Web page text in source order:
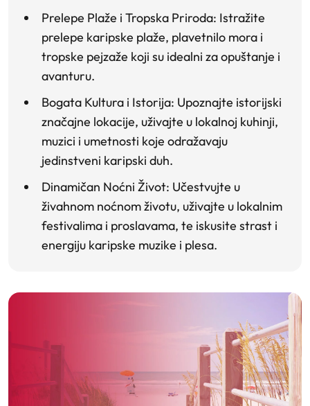
Prelepe Plaže i Tropska Priroda: Istražite
prelepe karipske plaže, plavetnilo mora i
tropske pejzaže koji su idealni za opuštanje i
avanturu.
Bogata Kultura i Istorija: Upoznajte istorijski
značajne lokacije, uživajte u lokalnoj kuhinji,
muzici i umetnosti koje odražavaju
jedinstveni karipski duh.
Dinamičan Noćni Život: Učestvujte u
živahnom noćnom životu, uživajte u lokalnim
festivalima i proslavama, te iskusite strast i
energiju karipske muzike i plesa.